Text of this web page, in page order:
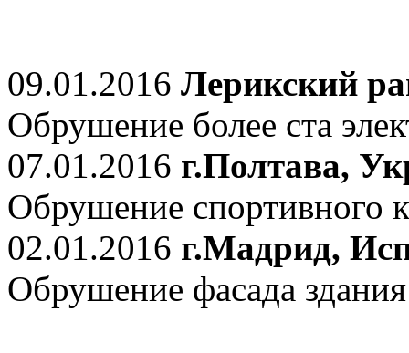
09.01.2016 Лерикский
Обрушение более ста
07.01.2016 г.Полтава,
Обрушение спортивного
02.01.2016 г.Мадрид,
Обрушение фасада